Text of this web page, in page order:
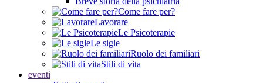
Come fare per?
Lavorare
Le Psicoterapie
Le sigle
Ruolo dei familiari
Stili di vita
eventi